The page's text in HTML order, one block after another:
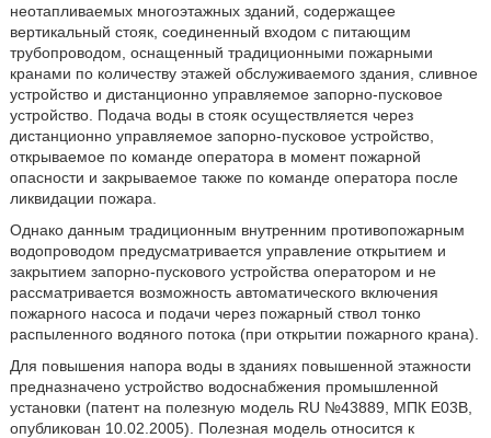
неотапливаемых многоэтажных зданий, содержащее
вертикальный стояк, соединенный входом с питающим
трубопроводом, оснащенный традиционными пожарными
кранами по количеству этажей обслуживаемого здания, сливное
устройство и дистанционно управляемое запорно-пусковое
устройство. Подача воды в стояк осуществляется через
дистанционно управляемое запорно-пусковое устройство,
открываемое по команде оператора в момент пожарной
опасности и закрываемое также по команде оператора после
ликвидации пожара.
Однако данным традиционным внутренним противопожарным
водопроводом предусматривается управление открытием и
закрытием запорно-пускового устройства оператором и не
рассматривается возможность автоматического включения
пожарного насоса и подачи через пожарный ствол тонко
распыленного водяного потока (при открытии пожарного крана).
Для повышения напора воды в зданиях повышенной этажности
предназначено устройство водоснабжения промышленной
установки (патент на полезную модель RU №43889, МПК Е03В,
опубликован 10.02.2005). Полезная модель относится к